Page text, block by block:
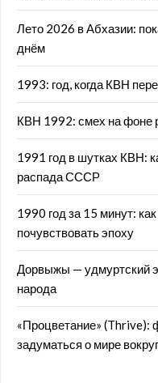
Лето 2026 в Абхазии:
днём
1993: год, когда КВН
КВН 1992: смех на фоне
1991 год в шутках КВН:
распада СССР
1990 год за 15 минут:
почувствовать эпоху
Дорвыжы — удмуртский
народа
«Процветание» (Thrive):
задуматься о мире